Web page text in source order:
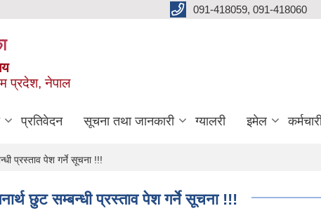
091-418059, 091-418060
प्रदेश, नेपाल
प्रतिवेदन सूचना तथा जानकारी ग्यालरी इमेल
प्रस्ताव पेश गर्ने सूचना !!!
छुट सम्बन्धी प्रस्ताव पेश गर्ने सूचना !!!